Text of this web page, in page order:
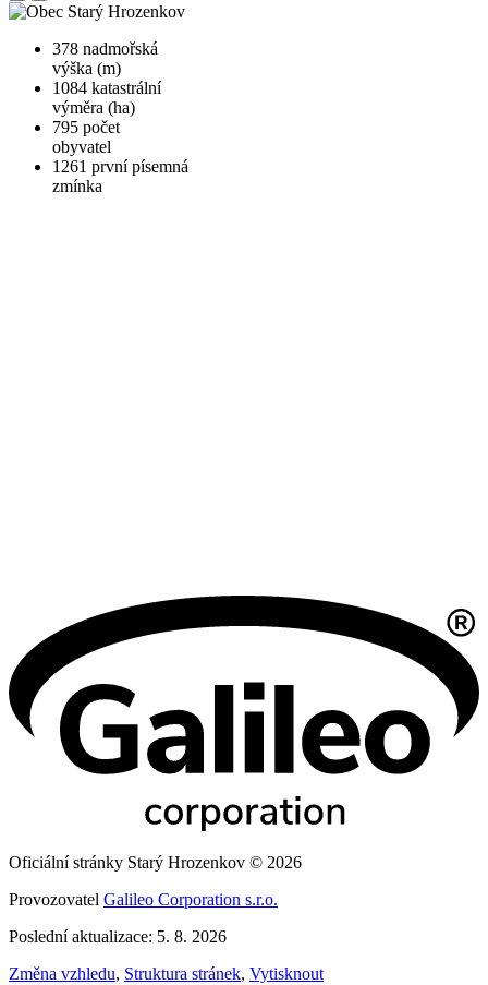
378 nadmořská
výška (m)
1084 katastrální
výměra (ha)
795 počet
obyvatel
1261 první písemná
zmínka
Oficiální stránky Starý Hrozenkov © 2026
Provozovatel Galileo Corporation s.r.o.
Poslední aktualizace: 5. 8. 2026
Změna vzhledu, Struktura stránek, Vytisknout